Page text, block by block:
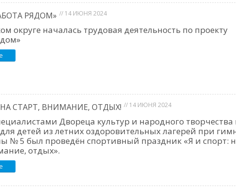
РЯДОМ» // 14 ИЮНЯ 2024
округе началась трудовая деятельность по проекту
СТАРТ, ВНИМАНИЕ, ОТДЫХ! // 14 ИЮНЯ 2024
Двореца культур и народного
детей из летних оздоровительных лагерей при
№ 5 был проведён спортивный праздник «Я и спорт:
отдых».